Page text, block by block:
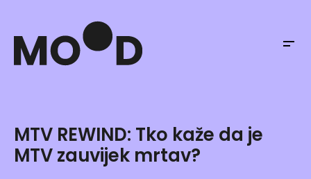
MTV REWIND: Tko kaže da je
MTV zauvijek mrtav?